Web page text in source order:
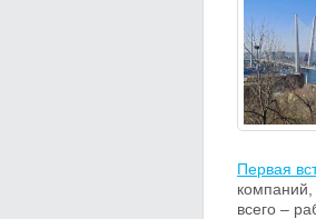
Первая
компаний,
всего –